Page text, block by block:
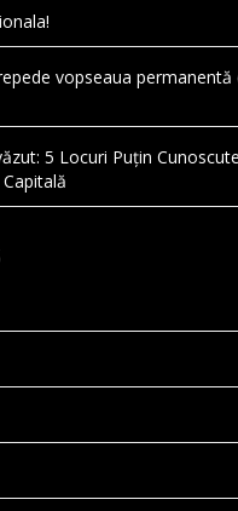
vopseaua permanentă
5 Locuri Puțin